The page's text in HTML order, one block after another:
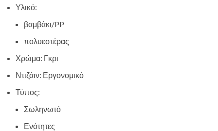
Υλικό:
βαμβάκι/PP
πολυεστέρας
Χρώμα: Γκρι
Ντιζάιν: Εργονομικό
Τύπος:
Σωληνωτό
Ενότητες